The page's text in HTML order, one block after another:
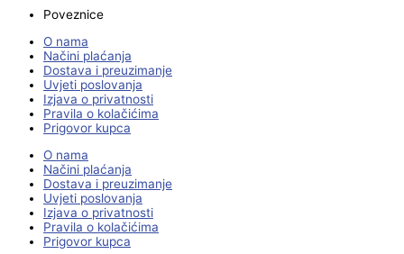
Poveznice
O nama
Načini plaćanja
Dostava i preuzimanje
Uvjeti poslovanja
Izjava o privatnosti
Pravila o kolačićima
Prigovor kupca
O nama
Načini plaćanja
Dostava i preuzimanje
Uvjeti poslovanja
Izjava o privatnosti
Pravila o kolačićima
Prigovor kupca